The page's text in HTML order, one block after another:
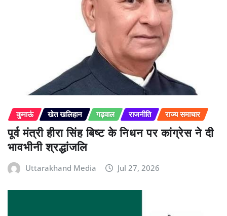
कुमाऊं खेत खलिहान गढ़वाल राजनीति राज्य समाचार
पूर्व मंत्री हीरा सिंह बिष्ट के निधन पर कांग्रेस ने दी
भावभीनी श्रद्धांजलि
Uttarakhand Media Jul 27, 2026